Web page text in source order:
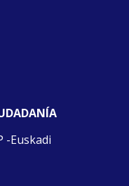
-Euskadi